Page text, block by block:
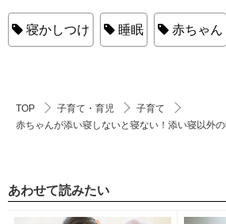
寝かしつけ 睡眠 赤ちゃん
TOP 子育て・育児
子育て
赤ちゃんが添い寝しないと寝ない！添い寝以外
あわせて読みたい